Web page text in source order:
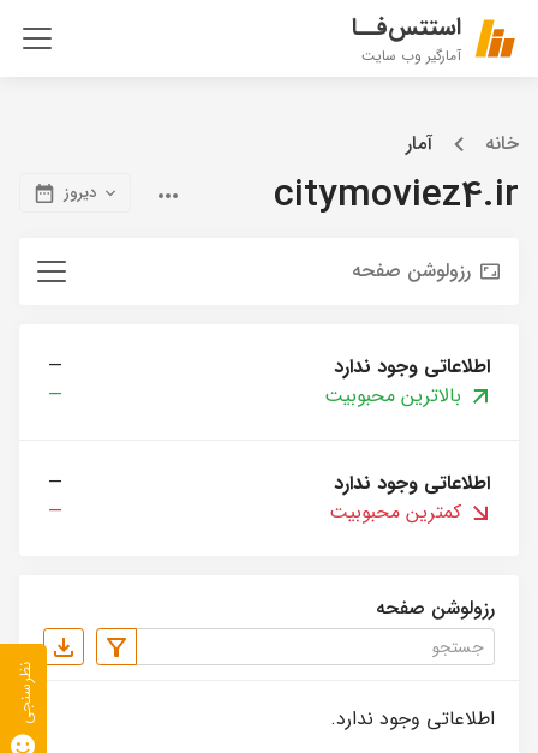
استتس‌فــا
آمارگیر وب سایت
خانه آمار
citymoviez4.ir دیروز
رزولوشن صفحه
اطلاعاتی وجود ندارد
—
بالاترین محبوبیت
—
اطلاعاتی وجود ندارد
—
کمترین محبوبیت
—
رزولوشن صفحه
اطلاعاتی وجود ندارد. نظرسنجی